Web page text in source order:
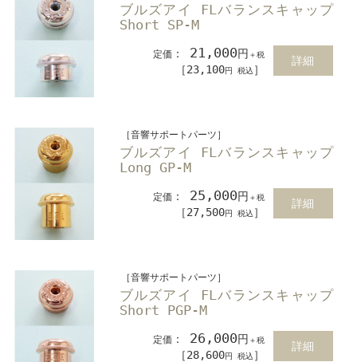
ブルズアイ FLバランスキャップ
Short SP-M
定価 ： 21,000円 ＋税
［23,100円 税込 ］
詳細
［音響サポートパーツ］
ブルズアイ FLバランスキャップ
Long GP-M
定価 ： 25,000円 ＋税
［27,500円 税込 ］
詳細
［音響サポートパーツ］
ブルズアイ FLバランスキャップ
Short PGP-M
定価 ： 26,000円 ＋税
［28,600円 税込 ］
詳細